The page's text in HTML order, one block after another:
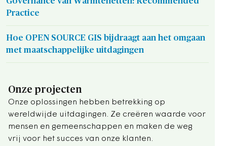
Practice
Hoe OPEN SOURCE GIS bijdraagt aan het omgaan
met maatschappelijke uitdagingen
Onze projecten
Onze oplossingen hebben betrekking op
wereldwijde uitdagingen. Ze creëren waarde voor
mensen en gemeenschappen en maken de weg
vrij voor het succes van onze klanten.